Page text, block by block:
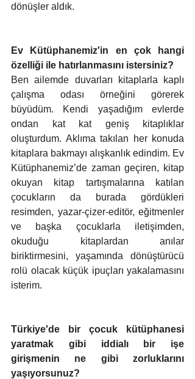
dönüşler aldık.
Ev Kütüphanemiz'in en çok hangi
özelliği ile hatırlanmasını istersiniz?
Ben ailemde duvarları kitaplarla kaplı
çalışma odası örneğini görerek
büyüdüm. Kendi yaşadığım evlerde
ondan kat kat geniş kitaplıklar
oluşturdum. Aklıma takılan her konuda
kitaplara bakmayı alışkanlık edindim. Ev
Kütüphanemiz’de zaman geçiren, kitap
okuyan kitap tartışmalarına katılan
çocukların da burada gördükleri
resimden, yazar-çizer-editör, eğitmenler
ve başka çocuklarla iletişimden,
okuduğu kitaplardan anılar
biriktirmesini, yaşamında dönüştürücü
rolü olacak küçük ipuçları yakalamasını
isterim.
Türkiye'de bir çocuk kütüphanesi
yaratmak gibi iddialı bir işe
girişmenin ne gibi zorluklarını
yaşıyorsunuz?